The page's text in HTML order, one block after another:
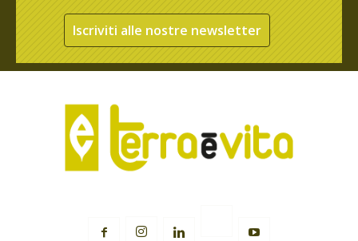
Iscriviti alle nostre newsletter